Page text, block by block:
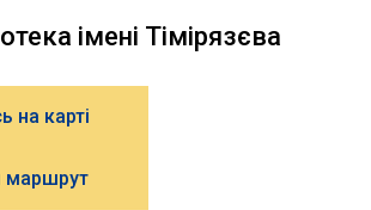
імені Тімірязєва
на карті
маршрут